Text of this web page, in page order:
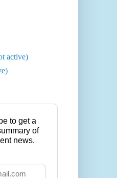
active)
to get a
of
news.